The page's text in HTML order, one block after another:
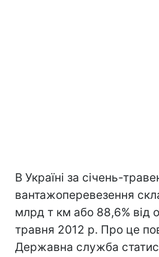
В Україні за січень-
вантажоперевезення
млрд т км або 88,6% від
травня 2012 р. Про це
Державна служба